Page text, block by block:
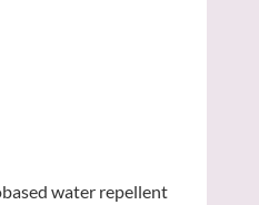
water repellent